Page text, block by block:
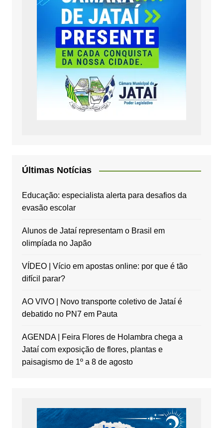
Últimas Notícias
Educação: especialista alerta para desafios da
evasão escolar
Alunos de Jataí representam o Brasil em
olimpíada no Japão
VÍDEO | Vício em apostas online: por que é tão
difícil parar?
AO VIVO | Novo transporte coletivo de Jataí é
debatido no PN7 em Pauta
AGENDA | Feira Flores de Holambra chega a
Jataí com exposição de flores, plantas e
paisagismo de 1º a 8 de agosto